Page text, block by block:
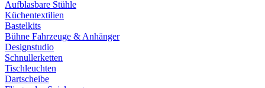
Aufblasbare Stühle
Küchentextilien
Bastelkits
Bühne Fahrzeuge & Anhänger
Designstudio
Schnullerketten
Tischleuchten
Dartscheibe